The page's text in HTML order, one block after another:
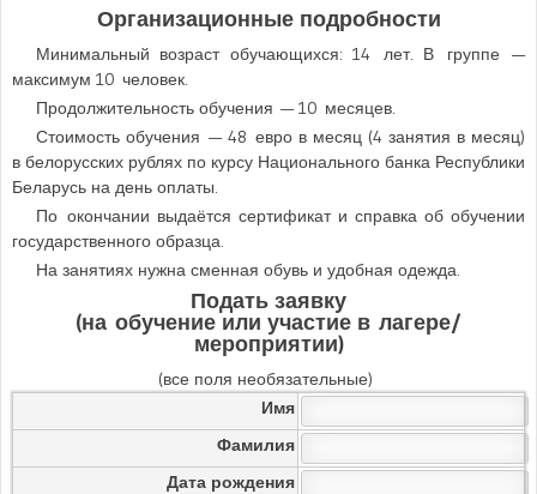
Организационные подробности
Минимальный возраст обучающихся: 14 лет. В группе —
максимум 10 человек.
Продолжительность обучения — 10 месяцев.
Стоимость обучения — 48 евро в месяц (4 занятия в месяц)
в белорусских рублях по курсу Национального банка Республики
Беларусь на день оплаты.
По окончании выдаётся сертификат и справка об обучении
государственного образца.
На занятиях нужна сменная обувь и удобная одежда.
Подать заявку
(на обучение или участие в лагере/
мероприятии)
(все поля необязательные)
Имя
Фамилия
Дата рождения